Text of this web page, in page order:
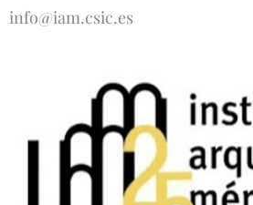
info@iam.csic.es